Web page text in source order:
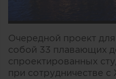
Очередной проект
собой 33 плавающих
спроектированных
при сотрудничестве